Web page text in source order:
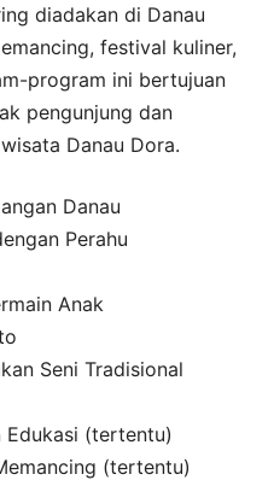
diadakan di Danau
festival kuliner,
program ini bertujuan
pengunjung dan
Danau Dora.
Danau
Perahu
Anak
Seni Tradisional
Edukasi (tertentu)
(tertentu)